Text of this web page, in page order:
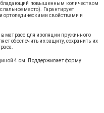
повышенным количеством
место). Гарантирует
свойствами и
матрасе для изоляции пружинного
обеспечить их защиту, сохранить их
4 см. Поддерживает форму